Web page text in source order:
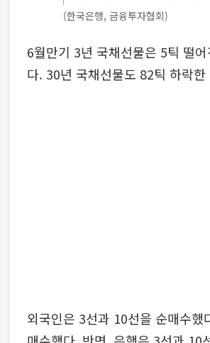
(한국은행, 금융투자협회)
6월만기 3년 국채선물은 5틱 떨
다. 30년 국채선물도 82틱 하락
외국인은 3선과 10선을 순매수